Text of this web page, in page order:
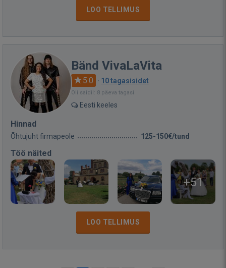
LOO TELLIMUS
Bänd VivaLaVita
5.0 · 10 tagasisidet
Oli saidil: 8 päeva tagasi
Eesti keeles
Hinnad
Õhtujuht firmapeole 125-150€/tund
Töö näited
+51
LOO TELLIMUS